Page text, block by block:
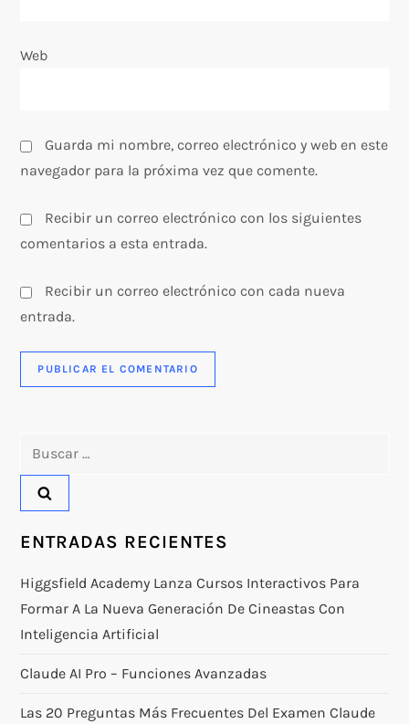
d
s
Web
Guarda mi nombre, correo electrónico y web en este
navegador para la próxima vez que comente.
Recibir un correo electrónico con los siguientes
comentarios a esta entrada.
Recibir un correo electrónico con cada nueva
entrada.
ENTRADAS RECIENTES
Higgsfield Academy Lanza Cursos Interactivos Para
Formar A La Nueva Generación De Cineastas Con
Inteligencia Artificial
Claude AI Pro – Funciones Avanzadas
Las 20 Preguntas Más Frecuentes Del Examen Claude